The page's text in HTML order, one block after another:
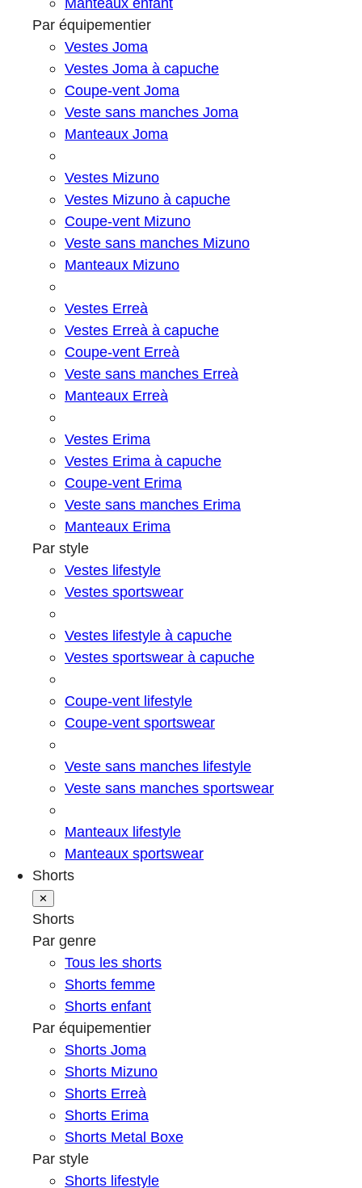
Par équipementier
Vestes Joma
Vestes Joma à capuche
Coupe-vent Joma
Veste sans manches Joma
Manteaux Joma
Vestes Mizuno
Vestes Mizuno à capuche
Coupe-vent Mizuno
Veste sans manches Mizuno
Manteaux Mizuno
Vestes Erreà
Vestes Erreà à capuche
Coupe-vent Erreà
Veste sans manches Erreà
Manteaux Erreà
Vestes Erima
Vestes Erima à capuche
Coupe-vent Erima
Veste sans manches Erima
Manteaux Erima
Par style
Vestes lifestyle
Vestes sportswear
Vestes lifestyle à capuche
Vestes sportswear à capuche
Coupe-vent lifestyle
Coupe-vent sportswear
Veste sans manches lifestyle
Veste sans manches sportswear
Manteaux lifestyle
Manteaux sportswear
Shorts
✕
Shorts
Par genre
Tous les shorts
Shorts femme
Shorts enfant
Par équipementier
Shorts Joma
Shorts Mizuno
Shorts Erreà
Shorts Erima
Shorts Metal Boxe
Par style
Shorts lifestyle